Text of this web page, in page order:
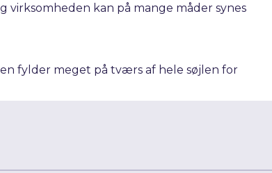
virksomheden kan på mange måder synes
fylder meget på tværs af hele søjlen for